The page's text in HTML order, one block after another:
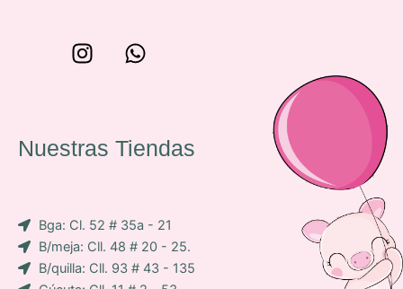
e
p
c
o
n
I
a
g
m
W
s
a
Nuestras Tiendas
Bga: Cl. 52 # 35a - 21
B/meja: Cll. 48 # 20 - 25.
B/quilla: Cll. 93 # 43 - 135